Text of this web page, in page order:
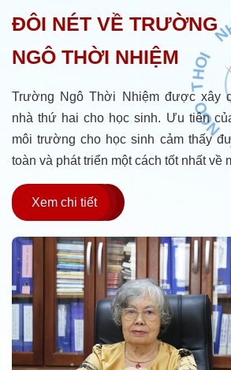
N G
1
9
9
7
*
ĐÔI NÉT VỀ TRƯỜNG
NGÔ THỜI NHIỆM
Trường Ngô Thời Nhiệm được xây
nhà thứ hai cho học sinh. Ưu tiên
môi trường cho học sinh cảm thấy
toàn và phát triển một cách tốt nhất về
Xem chi tiết